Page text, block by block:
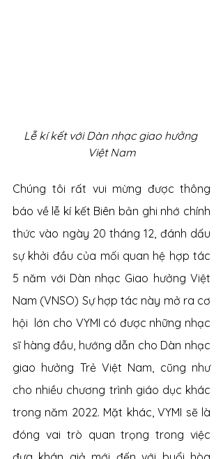
Lễ kí kết với Dàn nhạc giao hưởng
Việt Nam
Chúng tôi rất vui mừng được thông
báo về lễ kí kết Biên bản ghi nhớ chính
thức vào ngày 20 tháng 12, đánh dấu
sự khởi đầu của mối quan hệ hợp tác
5 năm với Dàn nhạc Giao hưởng Việt
Nam (VNSO) Sự hợp tác này mở ra cơ
hội  lớn cho VYMI có được những nhạc
sĩ hàng đầu, hướng dẫn cho Dàn nhạc
giao hưởng Trẻ Việt Nam, cũng như
cho nhiều chương trình giáo dục khác
trong năm 2022. Mặt khác, VYMI sẽ là
đóng vai trò quan trọng trong việc